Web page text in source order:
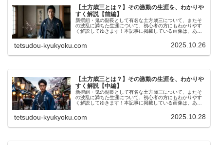
【土方歳三とは？】その激動の生涯を、わかりや
すく解説【前編】
新撰組・鬼の副長として有名な土方歳三について、またそ
の波乱に満ちた生涯について、初心者の方にもわかりやす
く解説してゆきます！本記事に掲載している画像は、あく
tetsudou-kyukyoku.com 2025.10.26
【土方歳三とは？】その激動の生涯を、わかりや
すく解説【中編】
新撰組・鬼の副長として有名な土方歳三について、またそ
の波乱に満ちた生涯について、初心者の方にもわかりやす
く解説してゆきます！本記事に掲載している画像は、あく
tetsudou-kyukyoku.com 2025.10.28